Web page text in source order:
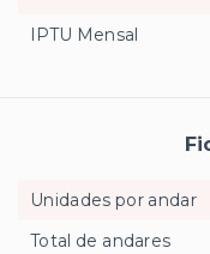
IPTU Mensal
Unidades por andar
Total de andares